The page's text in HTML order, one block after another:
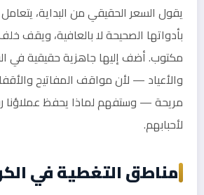
يقول السعر الحقيقي من البداية،
بأدواتها الصحيحة لا بالعافية، ويقف
مكتوب. أضف إليها جاهزية حقيقية في
والأعياد — لأن مواقف المفاتيح
مريحة — وستفهم لماذا يحفظ عملاؤنا
لأحبابهم.
مناطق التغطية في